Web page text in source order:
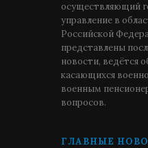
осуществляющий
управление в
Российской
представлены
новости, ведётся
касающихся
военным
вопросов.
ГЛАВНЫЕ